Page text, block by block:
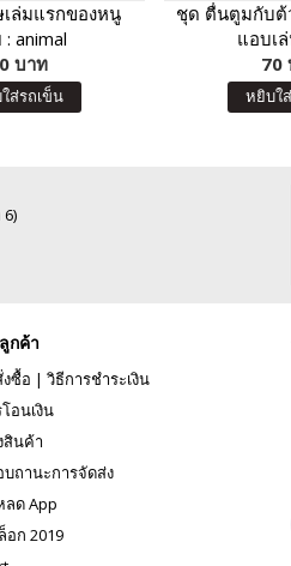
ล่มแรกของหนู
animal
บาท
ส่รถเข็น
ชุด ตื่นตูมกับต้
แอบเ
70
หยิบใ
กค้า
ซื้อ | วิธีการชำระเงิน
อนเงิน
สินค้า
บถานะการจัดส่ง
ด App
อก 2019